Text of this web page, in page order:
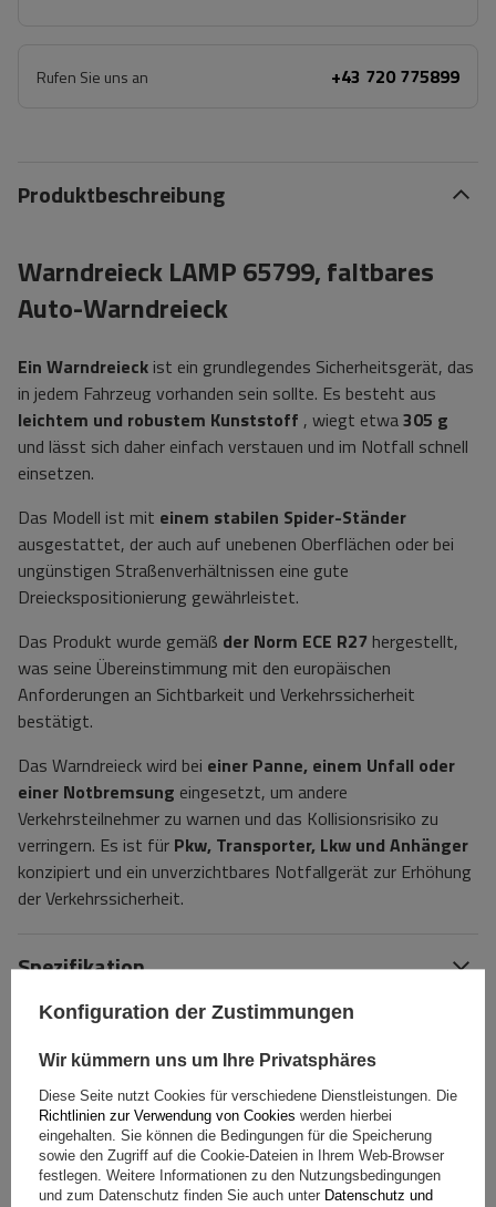
Rufen Sie uns an +43 720 775899
Produktbeschreibung
Warndreieck LAMP 65799, faltbares
Auto-Warndreieck
Ein Warndreieck ist ein grundlegendes Sicherheitsgerät, das
in jedem Fahrzeug vorhanden sein sollte. Es besteht aus
leichtem und robustem Kunststoff , wiegt etwa305 g
und lässt sich daher einfach verstauen und im Notfall schnell
einsetzen.
Das Modell ist mit einem stabilen Spider-Ständer
ausgestattet, der auch auf unebenen Oberflächen oder bei
ungünstigen Straßenverhältnissen eine gute
Dreieckspositionierung gewährleistet.
Das Produkt wurde gemäß der Norm ECE R27 hergestellt,
was seine Übereinstimmung mit den europäischen
Anforderungen an Sichtbarkeit und Verkehrssicherheit
bestätigt.
Das Warndreieck wird bei einer Panne, einem Unfall oder
einer Notbremsung eingesetzt, um andere
Verkehrsteilnehmer zu warnen und das Kollisionsrisiko zu
verringern. Es ist für Pkw, Transporter, Lkw und Anhänger
konzipiert und ein unverzichtbares Notfallgerät zur Erhöhung
der Verkehrssicherheit.
Spezifikation
Das Produkt passt zu Autos
Lieferung
Stelle eine Frage
Konfiguration der Zustimmungen
Wir kümmern uns um Ihre Privatsphäres
Diese Seite nutzt Cookies für verschiedene Dienstleistungen. Die
Richtlinien zur Verwendung von Cookies werden hierbei
eingehalten. Sie können die Bedingungen für die Speicherung
sowie den Zugriff auf die Cookie-Dateien in Ihrem Web-Browser
festlegen. Weitere Informationen zu den Nutzungsbedingungen
und zum Datenschutz finden Sie auch unter Datenschutz und